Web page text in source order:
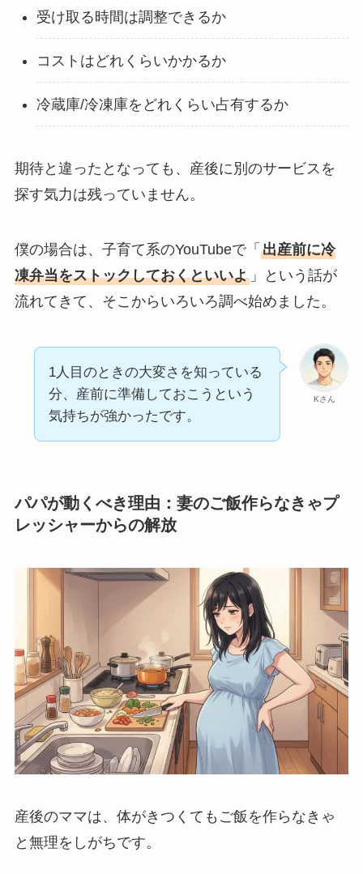
受け取る時間は調整できるか
コストはどれくらいかかるか
冷蔵庫/冷凍庫をどれくらい占有するか
期待と違ったとなっても、産後に別のサービスを
探す気力は残っていません。
僕の場合は、子育て系のYouTubeで「 出産前に冷
凍弁当をストックしておくといいよ」という話が
流れてきて、そこからいろいろ調べ始めました。
Kさん
1人目のときの大変さを知っている
分、産前に準備しておこうという
気持ちが強かったです。
パパが動くべき理由：妻のご飯作らなきゃプ
レッシャーからの解放
産後のママは、体がきつくてもご飯を作らなきゃ
と無理をしがちです。